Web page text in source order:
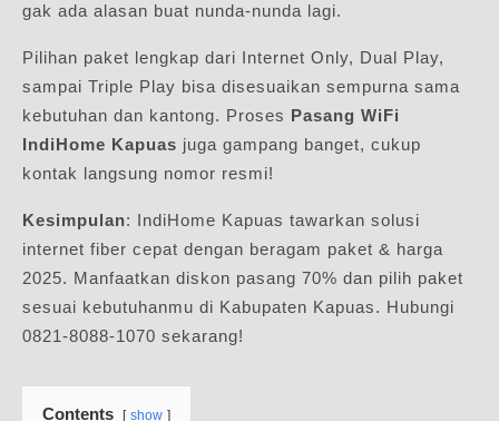
gak ada alasan buat nunda-nunda lagi.
Pilihan paket lengkap dari Internet Only, Dual Play,
sampai Triple Play bisa disesuaikan sempurna sama
kebutuhan dan kantong. Proses Pasang WiFi
IndiHome Kapuas juga gampang banget, cukup
kontak langsung nomor resmi!
Kesimpulan: IndiHome Kapuas tawarkan solusi
internet fiber cepat dengan beragam paket & harga
2025. Manfaatkan diskon pasang 70% dan pilih paket
sesuai kebutuhanmu di Kabupaten Kapuas. Hubungi
0821-8088-1070 sekarang!
Contents show